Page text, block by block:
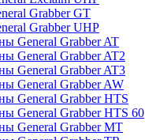
Grabber GT
Grabber UHP
General Grabber AT
General Grabber AT2
General Grabber AT3
General Grabber AW
General Grabber HTS
General Grabber HTS 60
General Grabber MT